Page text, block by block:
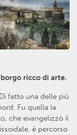
ricco di arte.
fatto una delle più
Fu quella la
che evangelizzò il
è percorso